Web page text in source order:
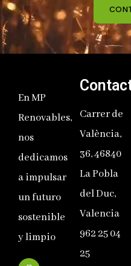
En MP
Renovables,
nos
dedicamos
a impulsar
un futuro
sostenible
y limpio
Carrer de
València,
36, 46840
La Pobla
del Duc,
Valencia
962 25 04
25